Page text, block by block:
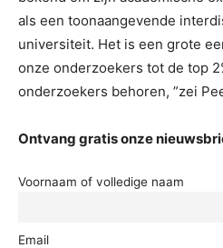
als een toonaangevende
universiteit. Het is een grote
onze onderzoekers tot de top
onderzoekers behoren, ”zei
Ontvang gratis onze
Voornaam of volledige naam
Email